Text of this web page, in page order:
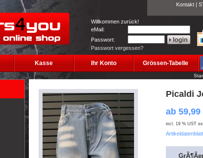
Kontakt |
Willkommen zurück!
eMail:
Passwort:
Passwort vergessen?
Kasse Ihr Konto Grössen-Tabelle
Picaldi
ab 59,99
incl. 19 % UST